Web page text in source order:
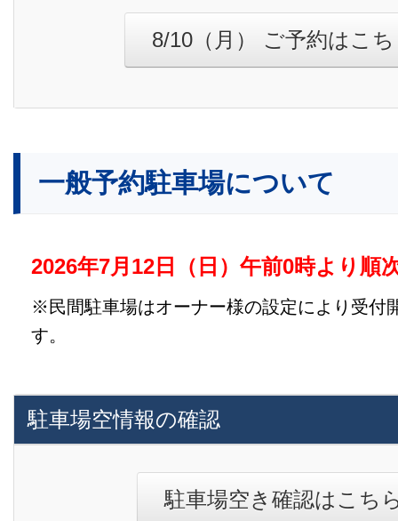
8/10（月） ご予約はこ
一般予約駐車場について
2026年7月12日（日）午前0時より順
※民間駐車場はオーナー様の設定により受付
す。
駐車場空情報の確認
駐車場空き確認はこち